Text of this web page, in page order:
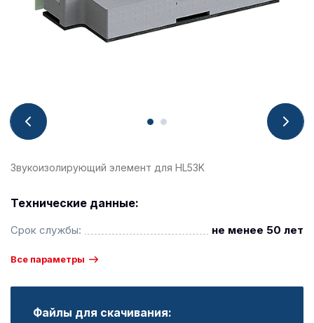
Звукоизолирующий элемент для HL53K
Технические данные:
Срок службы: не менее 50 лет
Все параметры
Файлы для скачивания: